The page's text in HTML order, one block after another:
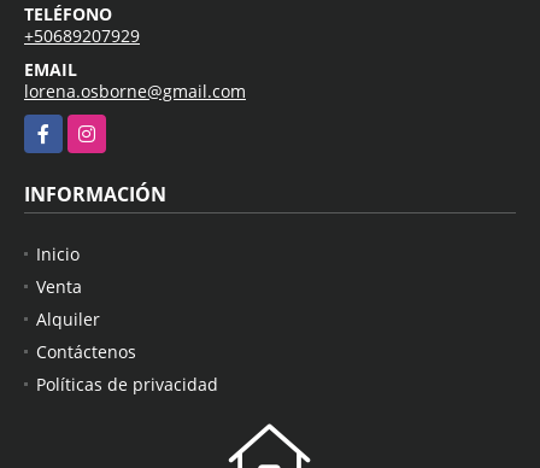
TELÉFONO
+50689207929
EMAIL
lorena.osborne@gmail.com
FacebookInstagram
INFORMACIÓN
Inicio
Venta
Alquiler
Contáctenos
Políticas de privacidad